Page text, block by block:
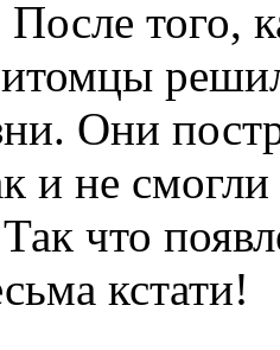
После того,
Они
и не
что
кстати!